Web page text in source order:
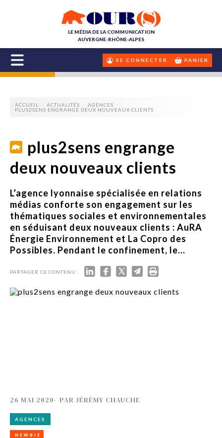
LE MÉDIA DE LA COMMUNICATION
AUVERGNE-RHÔNE-ALPES
SE CONNECTER PANIER
ACCUEIL ACTUALITÉS
AGENCES
PLUS2SENS ENGRANGE DEUX NOUVEAUX CLIENTS
plus2sens engrange
deux nouveaux clients
L’agence lyonnaise spécialisée en relations
médias conforte son engagement sur les
thématiques sociales et environnementales
en séduisant deux nouveaux clients : AuRA
Énergie Environnement et La Copro des
Possibles. Pendant le confinement, le...
PARTAGER CE CONTENU :
26 MAI 2020- PAR JÉRÉMY CHAUCHE
AGENCES
NEWBIZ